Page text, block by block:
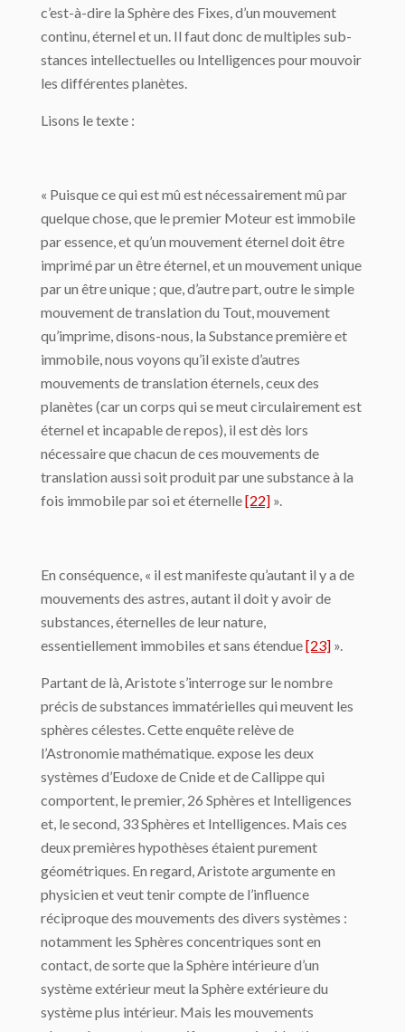
c’est-à-dire la Sphère des Fixes, d’un mouvement
continu, éternel et un. Il faut donc de multiples sub­
stances intellectuelles ou Intelligences pour mouvoir
les différentes planètes.
Lisons le texte :
« Puisque ce qui est mû est nécessairement mû par
quelque chose, que le premier Moteur est immobile
par essence, et qu’un mouvement éternel doit être
im­primé par un être éternel, et un mouvement unique
par un être unique ; que, d’autre part, outre le simple
mouvement de translation du Tout, mouvement
qu’imprime, disons-nous, la Substance première et
immobile, nous voyons qu’il existe d’autres
mouvements de translation éternels, ceux des
planètes (car un corps qui se meut circulairement est
éter­nel et incapable de repos), il est dès lors
nécessaire que chacun de ces mouvements de
translation aussi soit produit par une substance à la
fois immobile par soi et éternelle[22] ».
En conséquence, « il est manifeste qu’autant il y a de
mouvements des astres, autant il doit y avoir de
substances, éternelles de leur nature,
essentiellement immobiles et sans étendue[23] ».
Partant de là, Aristote s’interroge sur le nombre
précis de substances immatérielles qui meuvent les
sphères célestes. Cette enquête relève de
l’Astronomie mathématique. ex­pose les deux
systèmes d’Eudoxe de Cnide et de Callippe qui
comportent, le premier, 26 Sphères et Intelligences
et, le second, 33 Sphères et Intelligences. Mais ces
deux pre­mières hypothèses étaient purement
géométriques. En regard, Aristote argumente en
physicien et veut tenir compte de l’influence
réciproque des mouvements des divers systèmes :
notamment les Sphères concentriques sont en
contact, de sorte que la Sphère intérieure d’un
système extérieur meut la Sphère extérieure du
système plus in­térieur. Mais les mouvements